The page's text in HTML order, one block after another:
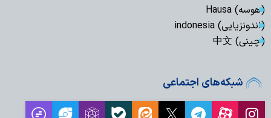
(هوسه) Hausa
(اندونزیایی) indonesia
(چینی) 中文
شبکه‌های اجتماعی